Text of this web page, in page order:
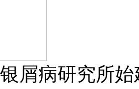
屑病研究所